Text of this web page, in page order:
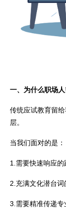
一、为什么职场
传统应试教育留
层。
当我们面对的是：
1.需要快速响应
2.充满文化潜台词
3.需要精准传递